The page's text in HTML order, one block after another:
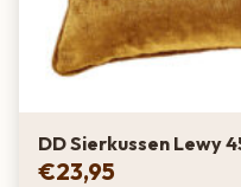
DD Sierkussen Lewy
€23,95